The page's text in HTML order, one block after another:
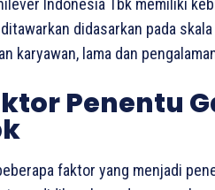
Indonesia Tbk memiliki
didasarkan pada
karyawan, lama dan
Penentu
faktor yang menjadi